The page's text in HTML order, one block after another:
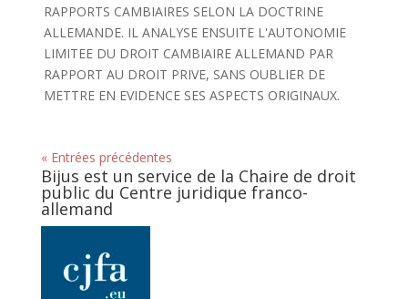
RAPPORTS CAMBIAIRES SELON LA DOCTRINE
ALLEMANDE. IL ANALYSE ENSUITE L'AUTONOMIE
LIMITEE DU DROIT CAMBIAIRE ALLEMAND PAR
RAPPORT AU DROIT PRIVE, SANS OUBLIER DE
METTRE EN EVIDENCE SES ASPECTS ORIGINAUX.
« Entrées précédentes
Bijus est un service de la Chaire de droit
public du Centre juridique franco-
allemand